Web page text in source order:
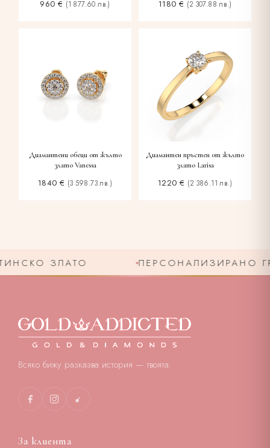
960 € (1 877.60 лв.) 1180 € (2 307.88 лв.)
Диамантени обеци от жълто
злато Vanessa
1840 € (3 598.73 лв.)
Диамантен пръстен от жълто
злато Larisa
1220 € (2 386.11 лв.)
ЗЛАТО ПЕРСОНАЛИЗИРАНО
Всяко бижу разказва история — твоята.
За клиента